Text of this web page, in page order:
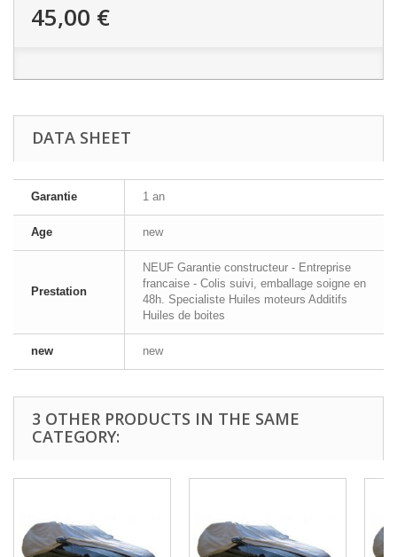
45,00 €
DATA SHEET
Garantie 1 an
Age new
Prestation
NEUF Garantie constructeur - Entreprise
francaise - Colis suivi, emballage soigne en
48h. Specialiste Huiles moteurs Additifs
Huiles de boites
new new
3 OTHER PRODUCTS IN THE SAME
CATEGORY: